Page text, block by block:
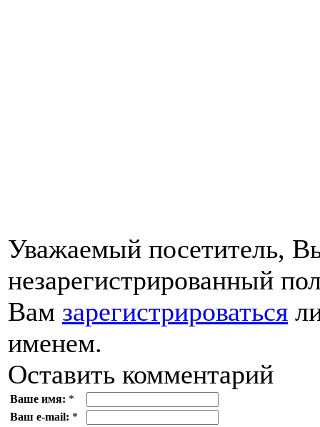
Уважаемый посетитель,
незарегистрированный
Вам зарегистрироваться
именем.
Оставить комментарий
Ваше имя: *
Ваш e-mail: *